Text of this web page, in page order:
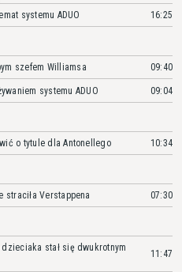
systemu ADUO 16:25
szefem Williamsa 09:40
systemu ADUO 09:04
o tytule dla Antonellego 10:34
straciła Verstappena 07:30
stał się dwukrotnym
11:47